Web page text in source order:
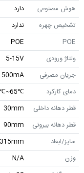
هوش مصنوعی
دارد
تشخیص چهره
ندارد
POE
POE
ولتاژ ورودی
5-15V
جریان مصرفی
500mA
دمای کارکرد
℃65~℃20-
قطر دهانه داخلی
30mm
قطر دهانه بیرونی
90mm
سایز/ابعاد
315mm
وزن
N/A